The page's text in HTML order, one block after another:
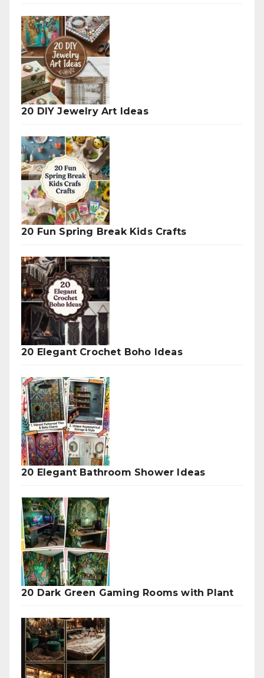
20 DIY Jewelry Art Ideas
20 Fun Spring Break Kids Crafts
20 Elegant Crochet Boho Ideas
20 Elegant Bathroom Shower Ideas
20 Dark Green Gaming Rooms with Plant